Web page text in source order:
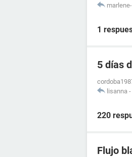
1
5 días
lisanna -
220
Flujo